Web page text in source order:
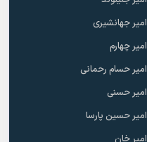
امیر جهانشیری
امیر چهارم
امیر حسام رحمانی
امیر حسنی
امیر حسین پارسا